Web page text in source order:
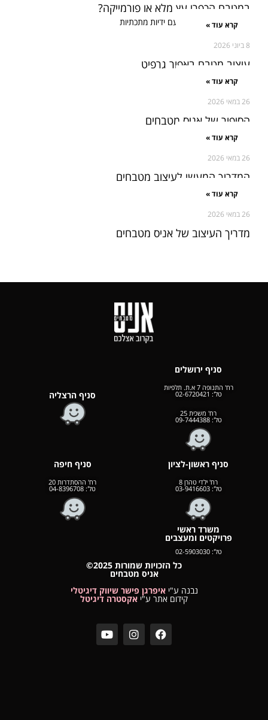
במטבח הכפרי עץ מלא או פורמייקה?
קרא עוד »
8 ביוני 2026
עיצוב מטבח באפור גרפיט
קרא עוד »
26 במאי 2026
הסיפור של אניס מטבחים
קרא עוד »
26 במאי 2026
המדריך המעשי לעיצוב מטבחים
קרא עוד »
26 במאי 2026
מדריך העיצוב של אניס מטבחים
סניף ירושלים
רח' התנופה 7 א.ת. תלפיות
טל': 02-6720421
רח' משכית 25
טל':09-7444388
סניף הרצליה
סניף ראשון-לציון
רח' ילדי טהרן 8
טל':03-9416603
סניף חיפה
רח' ההסתדרות 20
טל': 04-8396708
משרד ראשי
פרויקטים ומעצבים
טל':02-5903030
כל הזכויות שמורות 2025©
אניס מטבחים
נבנה ע"יאיפרגן פישר שיווק דיגיטלי
קידום אתר ע"י אקסטרה דיגיטל